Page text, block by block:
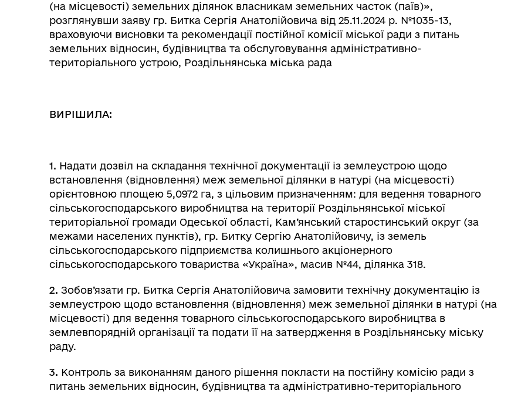
(на місцевості) земельних ділянок власникам земельних часток (паїв)»,
розглянувши заяву гр. Битка Сергія Анатолійовича від 25.11.2024 р. №1035-13,
враховуючи висновки та рекомендації постійної комісії міської ради з питань
земельних відносин, будівництва та обслуговування адміністративно-
територіального устрою, Роздільнянська міська рада
ВИРІШИЛА:
1. Надати дозвіл на складання технічної документації із землеустрою щодо
встановлення (відновлення) меж земельної ділянки в натурі (на місцевості)
орієнтовною площею 5,0972 га, з цільовим призначенням: для ведення товарного
сільськогосподарського виробництва на території Роздільнянської міської
територіальної громади Одеської області, Кам’янський старостинський округ (за
межами населених пунктів), гр. Битку Сергію Анатолійовичу, із земель
сільськогосподарського підприємства колишнього акціонерного
сільськогосподарського товариства «Україна», масив №44, ділянка 318.
2. Зобов’язати гр. Битка Сергія Анатолійовича замовити технічну документацію із
землеустрою щодо встановлення (відновлення) меж земельної ділянки в натурі (на
місцевості) для ведення товарного сільськогосподарського виробництва в
землевпорядній організації та подати її на затвердження в Роздільнянську міську
раду.
3. Контроль за виконанням даного рішення покласти на постійну комісію ради з
питань земельних відносин, будівництва та адміністративно-територіального